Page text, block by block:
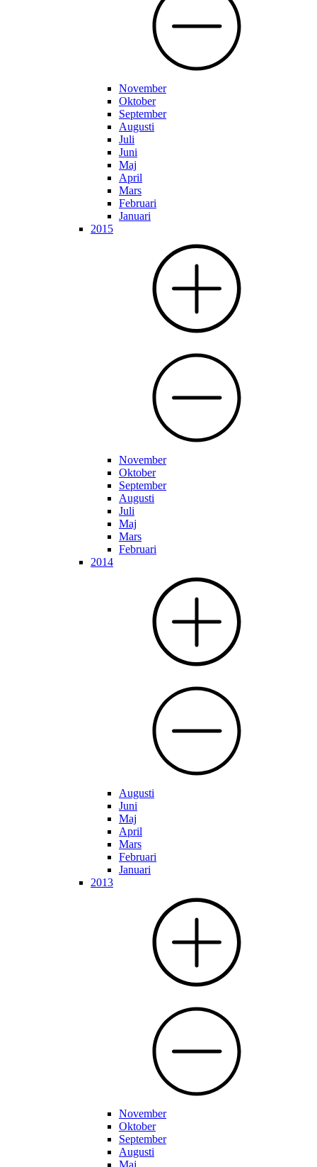
November
Oktober
September
Augusti
Juli
Juni
Maj
April
Mars
Februari
Januari
2015
November
Oktober
September
Augusti
Juli
Maj
Mars
Februari
2014
Augusti
Juni
Maj
April
Mars
Februari
Januari
2013
November
Oktober
September
Augusti
Maj